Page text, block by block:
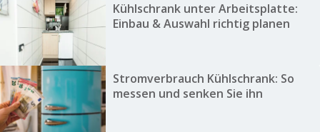
Kühlschrank unter Arbeitsplatte:
Einbau & Auswahl richtig planen
Stromverbrauch Kühlschrank: So
messen und senken Sie ihn